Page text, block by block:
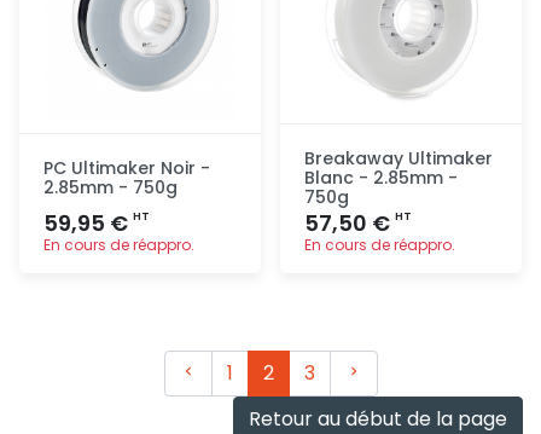
PC Ultimaker Noir -
2.85mm - 750g
59,95 € HT
En cours de réappro.
Breakaway Ultimaker
Blanc - 2.85mm -
750g
57,50 € HT
En cours de réappro.
Précédent
1 2 3
Suivant
Retour au début de la page